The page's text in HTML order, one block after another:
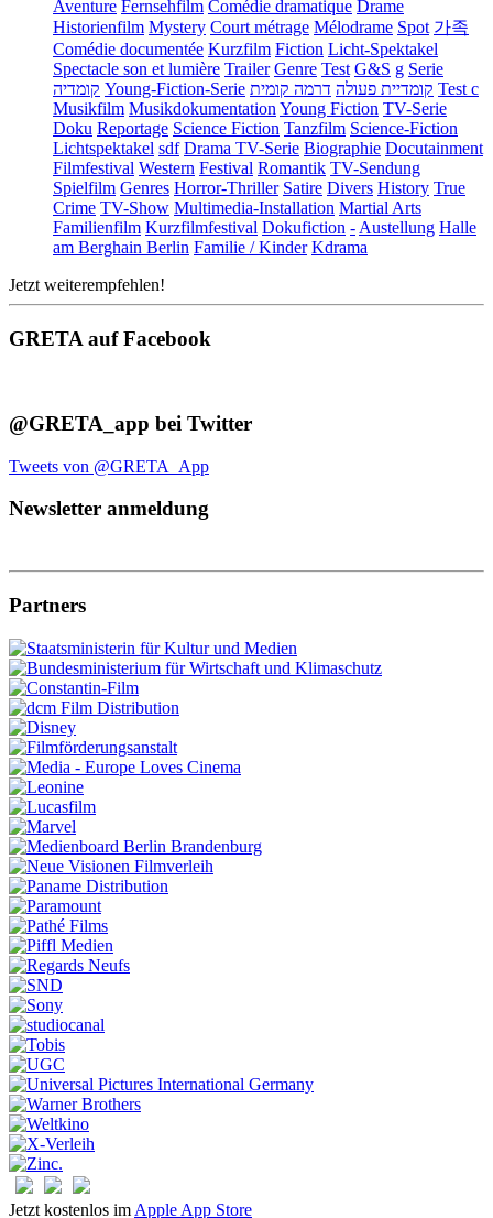
Aventure Fernsehfilm Comédie dramatique Drame
Historienfilm Mystery Court métrage Mélodrame Spot 가족
Comédie documentée Kurzfilm Fiction Licht-Spektakel
Spectacle son et lumière Trailer Genre Test G&S g Serie
קומדיה Young-Fiction-Serie קומדיית פעולה דרמה קומית
Test c
Musikfilm Musikdokumentation Young Fiction TV-Serie
Doku Reportage Science Fiction Tanzfilm Science-Fiction
Lichtspektakel sdf Drama TV-Serie Biographie Docutainment
Filmfestival Western Festival Romantik TV-Sendung
Spielfilm Genres Horror-Thriller Satire Divers History True
Crime TV-Show Multimedia-Installation Martial Arts
Familienfilm Kurzfilmfestival Dokufiction - Austellung Halle
am Berghain Berlin Familie / Kinder Kdrama
Jetzt weiterempfehlen!
GRETA auf Facebook
@GRETA_app bei Twitter
Tweets von @GRETA_App
Newsletter anmeldung
Partners
Jetzt kostenlos im Apple App Store